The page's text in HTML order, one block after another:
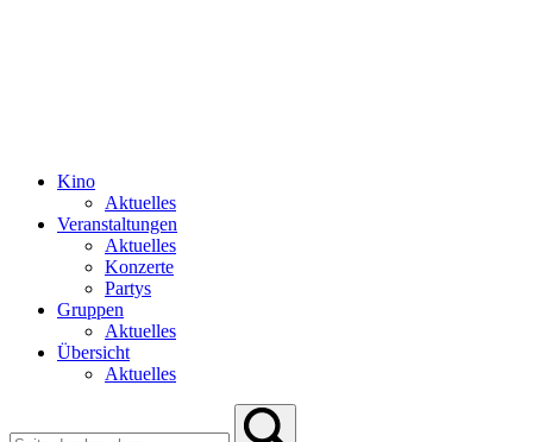
Kino
Aktuelles
Veranstaltungen
Aktuelles
Konzerte
Partys
Gruppen
Aktuelles
Übersicht
Aktuelles